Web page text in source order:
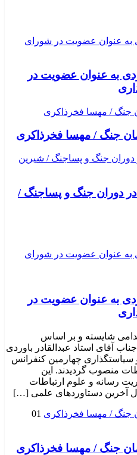
به عنوان عضویت در
جنگ / مهسا فخرذاکری
دوران جنگ و پساجنگ /
به عنوان عضویت در
شایسته و بر اساس
آقای استاد عبدالقادر باوردی
چهارمین کنفرانس
منصوب گردیدند. این
رسانه و علوم ارتباطات
آخرین دستاوردهای علمی […]
01
جنگ / مهسا فخرذاکری